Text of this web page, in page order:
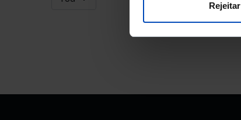
Rejeitar